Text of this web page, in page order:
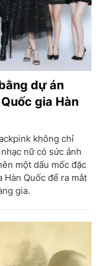
dự án
gia Hàn
không chỉ
nữ có sức ảnh
một dấu mốc đặc
Hàn Quốc để ra mắt
gia.